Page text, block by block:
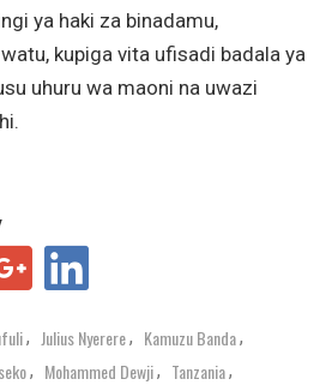
ya haki za binadamu,
kupiga vita ufisadi badala ya
uhuru wa maoni na uwazi
, Julius Nyerere, Kamuzu Banda,
, Mohammed Dewji, Tanzania,